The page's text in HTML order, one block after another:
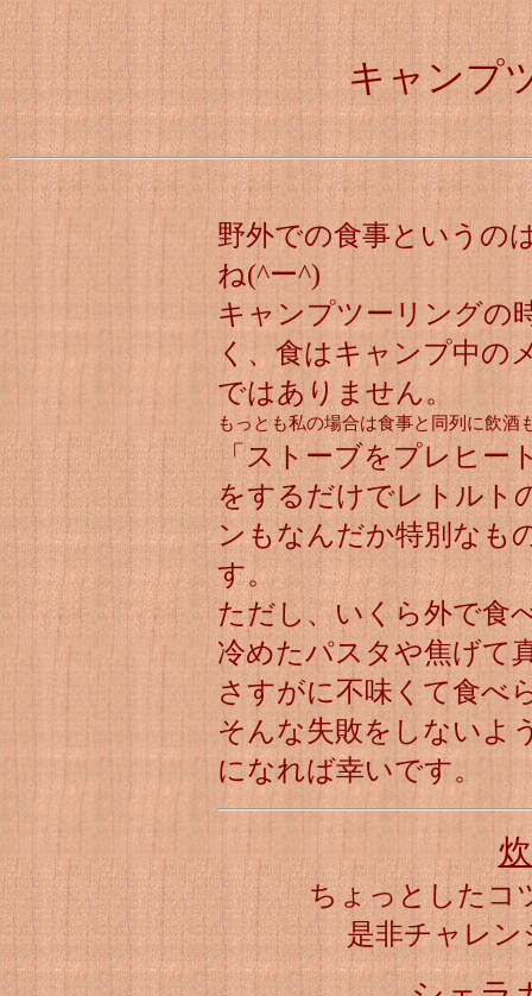
キャンプ
野外での食事というの
ね(^ー^)
キャンプツーリングの
く、食はキャンプ中の
ではありません。
もっとも私の場合は食事と同列に飲酒
「ストーブをプレヒー
をするだけでレトルト
ンもなんだか特別なも
す。
ただし、いくら外で食
冷めたパスタや焦げて
さすがに不味くて食べ
そんな失敗をしないよ
になれば幸いです。
ちょっとしたコ
是非チャレ